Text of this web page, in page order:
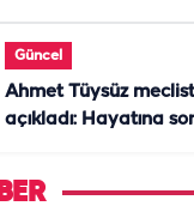
Güncel
Ahmet Tüysüz
açıkladı: Hayatına